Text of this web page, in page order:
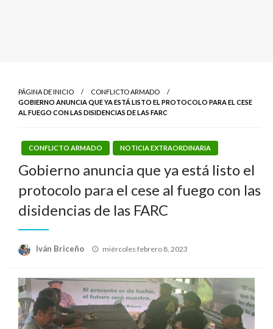
PÁGINA DE INICIO
CONFLICTO ARMADO
GOBIERNO ANUNCIA QUE YA ESTÁ LISTO EL PROTOCOLO PARA EL CESE
AL FUEGO CON LAS DISIDENCIAS DE LAS FARC
CONFLICTO ARMADO NOTICIA EXTRAORDINARIA
Gobierno anuncia que ya está listo el
protocolo para el cese al fuego con las
disidencias de las FARC
Iván Briceño
Publicado
miércoles febrero 8, 2023